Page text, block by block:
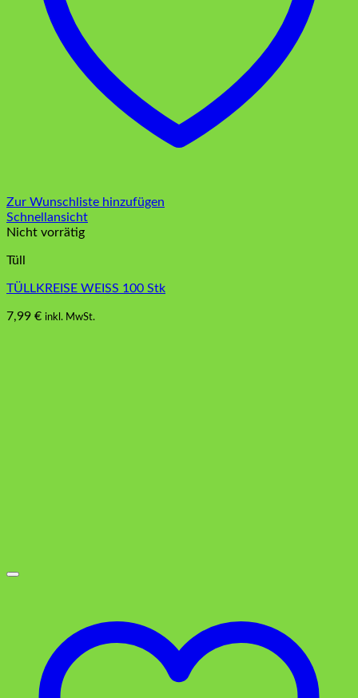
Zur Wunschliste hinzufügen
Schnellansicht
Nicht vorrätig
Tüll
TÜLLKREISE WEISS 100 Stk
7,99 € inkl. MwSt.